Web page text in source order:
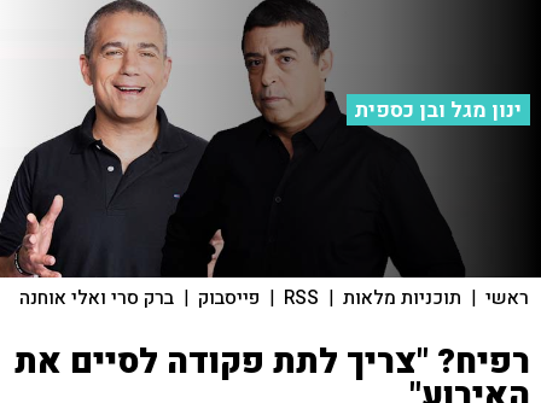
ינון מגל ובן כספית
ראשי | תוכניות מלאות |
RSS
| פייסבוק | ברק סרי ואלי אוחנה
רפיח? "צריך לתת פקודה לסיים את